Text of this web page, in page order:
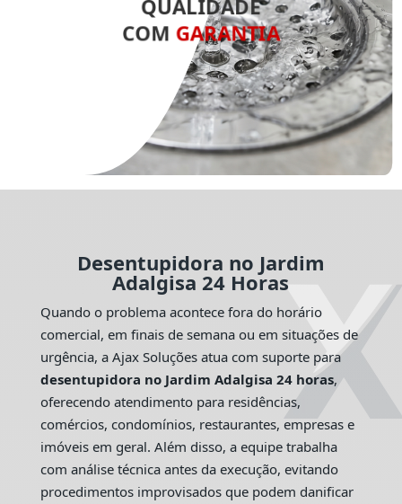
QUALIDADE
COM GARANTIA
Desentupidora no Jardim
Adalgisa 24 Horas
Quando o problema acontece fora do horário
comercial, em finais de semana ou em situações de
urgência, a Ajax Soluções atua com suporte para
desentupidora no Jardim Adalgisa 24 horas,
oferecendo atendimento para residências,
comércios, condomínios, restaurantes, empresas e
imóveis em geral. Além disso, a equipe trabalha
com análise técnica antes da execução, evitando
procedimentos improvisados que podem danificar